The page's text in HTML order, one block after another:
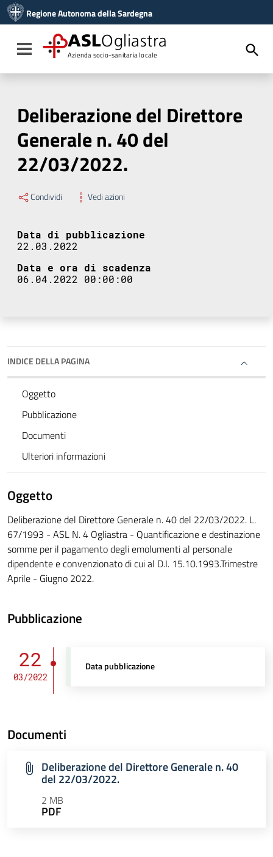
Vai al menu di navigazione
Vai al footer
Regione Autonoma della Sardegna
Toggle navigation
ASLOgliastra
Azienda socio-sanitaria locale
Deliberazione del Direttore
Generale n. 40 del
22/03/2022.
Condividi Vedi azioni
Data di pubblicazione
22.03.2022
Data e ora di scadenza
06.04.2022 00:00:00
INDICE DELLA PAGINA
Oggetto
Pubblicazione
Documenti
Ulteriori informazioni
Oggetto
Deliberazione del Direttore Generale n. 40 del 22/03/2022. L.
67/1993 - ASL N. 4 Ogliastra - Quantificazione e destinazione
somme per il pagamento degli emolumenti al personale
dipendente e convenzionato di cui al D.I. 15.10.1993.Trimestre
Aprile - Giugno 2022.
Pubblicazione
22
03/2022
Data pubblicazione
Documenti
Deliberazione del Direttore Generale n. 40
del 22/03/2022.
2 MB
PDF